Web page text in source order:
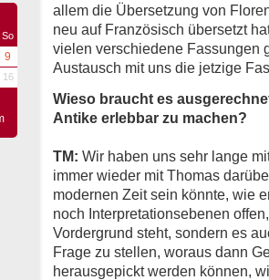
So
9
16
allem die Übersetzung von
neu auf Französisch übersetzt
vielen verschiedene Fassungen
Austausch mit uns die jetzige
Wieso braucht es
Antike erlebbar zu machen?
TM: Wir haben uns sehr lange
immer wieder mit Thomas
modernen Zeit sein könnte, wie
noch Interpretationsebenen
Vordergrund steht, sondern es
Frage zu stellen, woraus dann
herausgepickt werden können,